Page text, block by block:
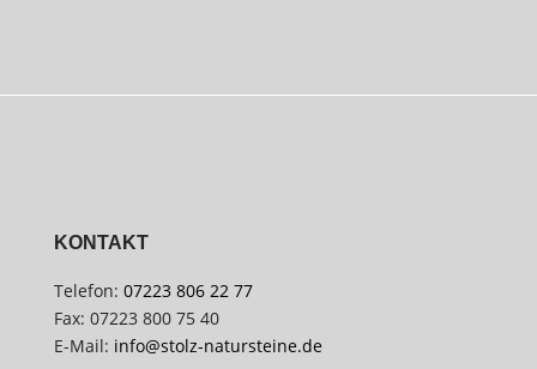
KONTAKT
Telefon: 07223 806 22 77
Fax: 07223 800 75 40
E-Mail: info@stolz-natursteine.de